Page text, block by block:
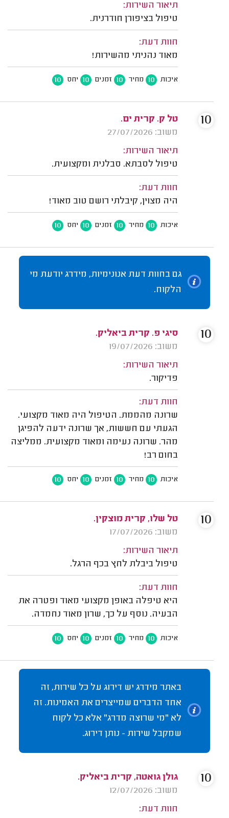
תיאור השירות:
טיפול בציפורן חודרנית.
חוות דעת:
מאוד נהניתי מהשירות!
איכות 10 מחיר 10 זמנים 10 יחס 10
טל ק. קרית ים.
משוב: 27/07/2026
תיאור השירות:
טיפול לסבתא. סבלנית ומקצועית.
חוות דעת:
היה מצוין, קיבלתי רושם טוב מאוד!
איכות 10 מחיר 10 זמנים 10 יחס 10
10
גם בחוות דעת אנונימיות, מידרג יודעת מי
הלקוח.
סיגי פ. קרית ביאליק.
משוב: 19/07/2026
תיאור השירות:
פדיקור.
חוות דעת:
שרונה מהממת. הטיפול היה מאוד מקצועי.
הגעתי עם חששות, אך שרונה ידעה להפיגן
מהר. שרונה נעימה ומאוד מקצועית. ממליצה
בחום רב!
איכות 10 מחיר 10 זמנים 10 יחס 10
10
טל שלו, קרית מוצקין.
משוב: 17/07/2026
תיאור השירות:
טיפול ביבלת לחץ בכף הרגל.
חוות דעת:
היא טיפלה באופן מקצועי מאוד ופטרה את
הבעיה. נוסף על כך, שרון מאוד נחמדה.
איכות 10 מחיר 10 זמנים 10 יחס 10
10
באתר מידרג יש דירוג על כל שירות, זה
אחד הדברים שמייצרים את האמינות. זה
לא "מי שרוצה מדרג" אלא כל לקוח
שמקבל שירות - נותן דירוג.
גולן גואטה, קרית ביאליק.
משוב: 12/07/2026
חוות דעת:
10